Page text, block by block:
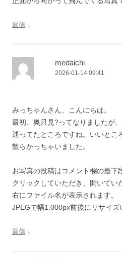
返信 ↓
medaichi
2026-01-14 09:41
みっちゃんさん、こんにちは。
最初、奥只見?ってなりましたが
通ってたところですね。いいとこ
散らかっちゃいました。
お写真の投稿はコメント欄の最下
クリックしていただき、開いてい
右にファイル名が表示されます。
JPEGで幅1.000px前後にリサイズ
返信 ↓